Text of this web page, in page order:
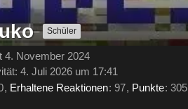
Schüler
4. November 2024
4. Juli 2026 um 17:41
Erhaltene Reaktionen 97 Punkte 305